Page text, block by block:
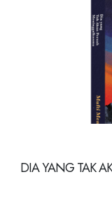
DIA YANG TAK